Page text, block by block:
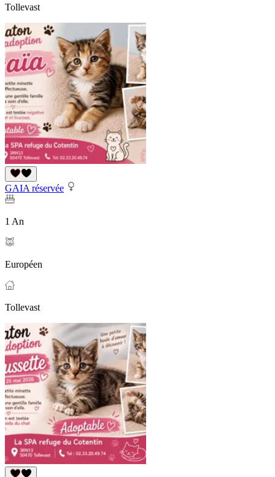
Tollevast
GAIA réservée
1 An
Européen
Tollevast